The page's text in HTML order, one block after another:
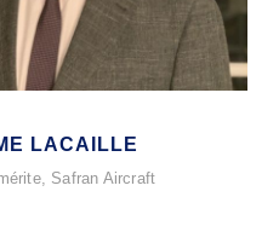
LACAILLE
Safran Aircraft